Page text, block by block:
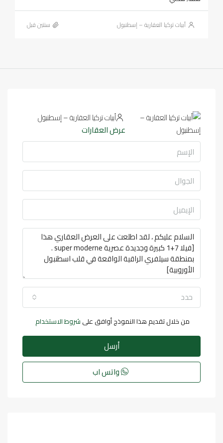
أبيات تركيا العقارية – إسطنبول ‏سنتين قبل
أبيات تركيا العقارية – إسطنبول
عرض العقارات
حدد
من خلال تقديم هذا النموذج أوافق على شروط الاستخدام
أرسل
واتس اب